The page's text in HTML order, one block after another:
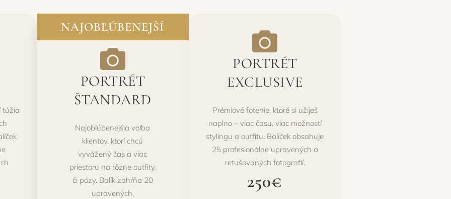
túžia
NAJOBĽÚBENEJŠÍ
PORTRÉT
ŠTANDARD
Najobľúbenejšia voľba
klientov, ktorí chcú
vyvážený čas a viac
priestoru na rôzne outfity,
či pózy. Balík zahŕňa 20
upravených,
PORTRÉT
EXCLUSIVE
Prémiové fotenie, ktoré si užiješ
naplno – viac času, viac možností
stylingu a outfitu. Balíček obsahuje
25 profesionálne upravených a
retušovaných fotografií.
250€